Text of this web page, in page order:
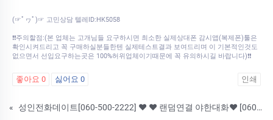
(☞ﾟヮﾟ)☞ 고민상담 텔레ID:HK5058
❗❗주의할점:(본 업체는 고개님들 요구하시면 최소한 실제상대폰 감시앱(복제폰)툴은
확인시켜드리고 꼭 구매하실분들한텐 실제테스트결과 보여드리며 이 기본적인것도
없으면서 선입요구하는곳은 100%허위업체이기때문에 꼭 유의하시길 바랍니다)❗❗
좋아요 0 싫어요 0 인쇄
«
성인전화데이트[060-500-2222] ♥ ♥ 랜덤연결 야한대화♥ [060-500-4444] ♥